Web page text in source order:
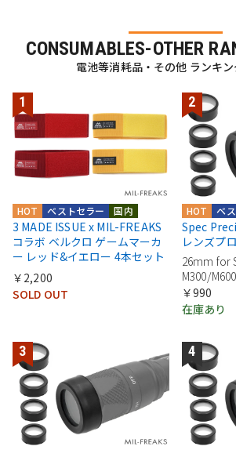
CONSUMABLES-OTHER
電池等消耗品・その他 ランキ
国内
ベストセラー
HOT
3 MADE ISSUE x MIL-FREAKS
コラボ ベルクロ ゲームマーカ
ー レッド&イエロー 4本セット
￥2,200
SOLD OUT
ベ
HOT
Spec
レンズプ
26mm for
M300/
￥990
在庫あり